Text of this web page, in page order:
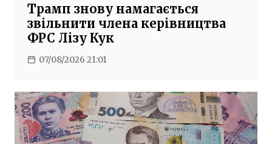
Трамп знову намагається
звільнити члена керівництва
ФРС Лізу Кук
07/08/2026 21:01